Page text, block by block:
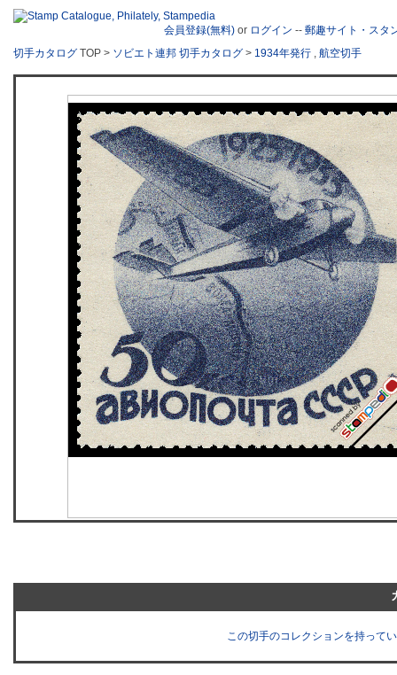
会員登録(無料) or ログイン -- 郵趣サイト・スタ
切手カタログ TOP > ソビエト連邦 切手カタログ > 1934年発行 , 航空切手
この切手のコレクションを持って